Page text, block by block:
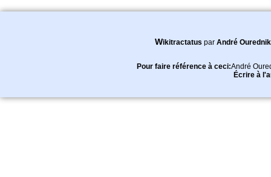
Wikitractatus par André Ourednik
Pour faire référence à ceci:André
Écrire à